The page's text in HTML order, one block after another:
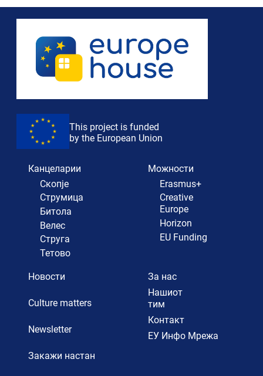
This project is funded
by the European Union
Канцеларии
Скопје
Струмица
Битола
Велес
Струга
Тетово
Можности
Erasmus+
Creative
Europe
Horizon
EU Funding
Новости
Culture matters
Newsletter
Закажи настан
За нас
Нашиот
тим
Контакт
ЕУ Инфо Мрежа